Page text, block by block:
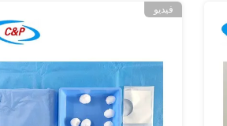
فيديو